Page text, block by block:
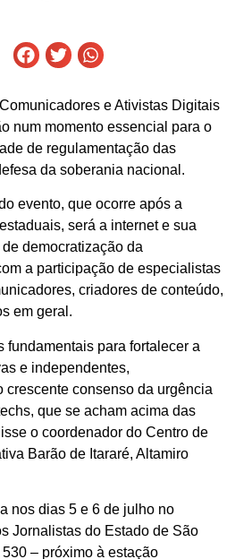
e Ativistas Digitais
num momento essencial para o
de regulamentação das
da soberania nacional.
evento, que ocorre após a
será a internet e sua
democratização da
a participação de especialistas
criadores de conteúdo,
em geral.
fundamentais para fortalecer a
e independentes,
crescente consenso da urgência
que se acham acima das
o coordenador do Centro de
Barão de Itararé, Altamiro
nos dias 5 e 6 de julho no
Jornalistas do Estado de São
– próximo à estação